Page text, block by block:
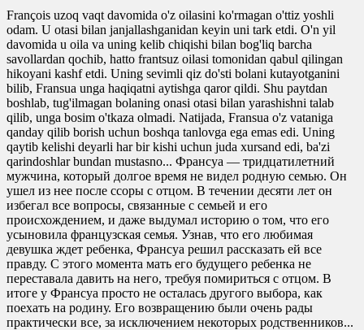
François uzoq vaqt davomida o'z oilasini ko'rmagan o'ttiz yoshli
odam. U otasi bilan janjallashganidan keyin uni tark etdi. O'n yil
davomida u oila va uning kelib chiqishi bilan bog'liq barcha
savollardan qochib, hatto frantsuz oilasi tomonidan qabul qilingan
hikoyani kashf etdi. Uning sevimli qiz do'sti bolani kutayotganini
bilib, Fransua unga haqiqatni aytishga qaror qildi. Shu paytdan
boshlab, tug'ilmagan bolaning onasi otasi bilan yarashishni talab
qilib, unga bosim o'tkaza olmadi. Natijada, Fransua o'z vataniga
qanday qilib borish uchun boshqa tanlovga ega emas edi. Uning
qaytib kelishi deyarli har bir kishi uchun juda xursand edi, ba'zi
qarindoshlar bundan mustasno... Франсуа — тридцатилетний
мужчина, который долгое время не видел родную семью. Он
ушел из нее после ссоры с отцом. В течении десяти лет он
избегал все вопросы, связанные с семьей и его
происхождением, и даже выдумал историю о том, что его
усыновила французская семья. Узнав, что его любимая
девушка ждет ребенка, Франсуа решил рассказать ей все
правду. С этого момента мать его будущего ребенка не
переставала давить на него, требуя помириться с отцом. В
итоге у Франсуа просто не осталась другого выбора, как
поехать на родину. Его возвращению были очень рады
практически все, за исключением некоторых родственников...